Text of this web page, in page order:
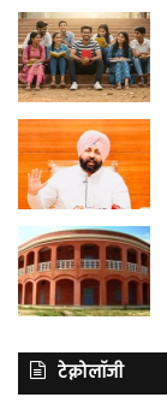
टेक्नोलॉजी